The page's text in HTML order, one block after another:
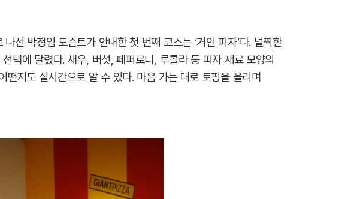
선 박정임 도슨트가 안내한 첫 번째 코스는 ‘거인 피자’다. 널찍한
택에 달렸다. 새우, 버섯, 페퍼로니, 루콜라 등 피자 재료 모양의
떤지도 실시간으로 알 수 있다. 마음 가는 대로 토핑을 올리며